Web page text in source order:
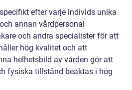
efter varje individs unika
annan vårdpersonal
och andra specialister för att
hög kvalitet och att
helhetsbild av vården gör att
fysiska tillstånd beaktas i hög